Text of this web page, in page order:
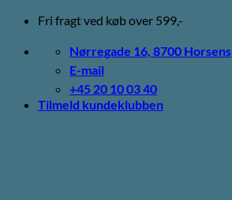
Fortsæt
indhold
Fri fragt ved køb over 599,-
Nørregade 16, 8700 Horsens
E-mail
+45 20 10 03 40
Tilmeld kundeklubben